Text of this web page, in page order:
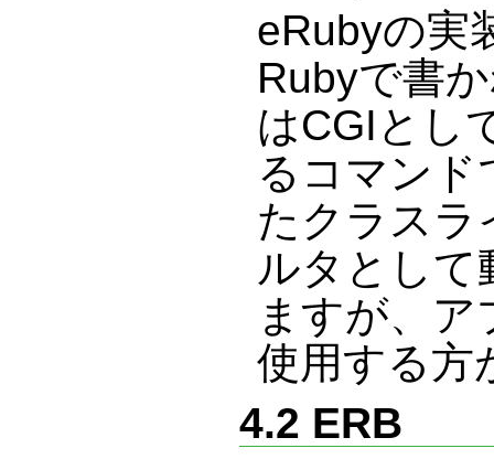
eRubyの実
Rubyで書
はCGIとし
るコマンド
たクラスラ
ルタとして
ますが、
使用する方
4.2 ERB